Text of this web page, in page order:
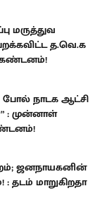
மருத்துவ
த.வெ.க
கண்டனம்!
போல் நாடக ஆட்சி
: முன்னாள்
ஜனநாயகனின்
தடம் மாறுகிறதா